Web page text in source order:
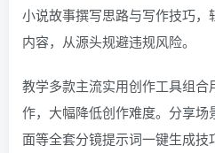
小说故事撰写思路与写作技巧
内容，从源头规避违规风险。
教学多款主流实用创作工具组
作，大幅降低创作难度。分享
面等全套分镜提示词一键生成